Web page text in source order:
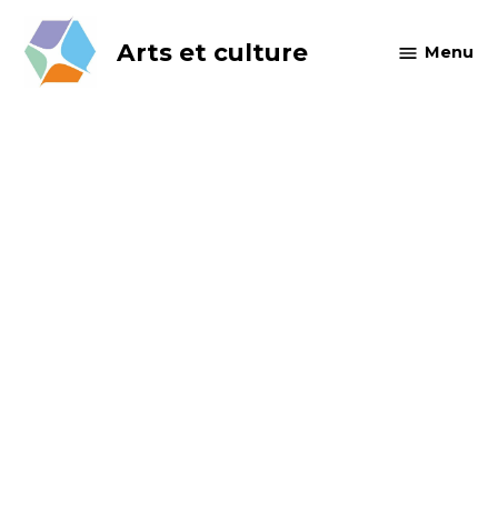
content
Arts et culture Menu